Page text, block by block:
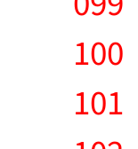
100
101